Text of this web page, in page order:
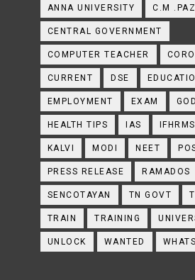
ANNA UNIVERSITY C.M
CENTRAL GOVERNMENT
COMPUTER TEACHER
CURRENT DSE
EMPLOYMENT EXAM GOD
HEALTH TIPS IAS IFHRMS
KALVI MODI NEET
PRESS RELEASE RAMADOS
SENCOTAYAN TN GOVT
TRAIN TRAINING
UNLOCK WANTED